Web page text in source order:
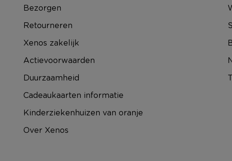
Bezorgen
Retourneren
Xenos zakelijk
Actievoorwaarden
Duurzaamheid
Cadeaukaarten informatie
Kinderziekenhuizen van oranje
Over Xenos